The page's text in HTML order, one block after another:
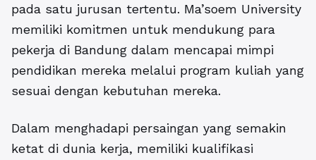
pada satu jurusan tertentu. Ma’soem University
memiliki komitmen untuk mendukung para
pekerja di Bandung dalam mencapai mimpi
pendidikan mereka melalui program kuliah yang
sesuai dengan kebutuhan mereka.
Dalam menghadapi persaingan yang semakin
ketat di dunia kerja, memiliki kualifikasi